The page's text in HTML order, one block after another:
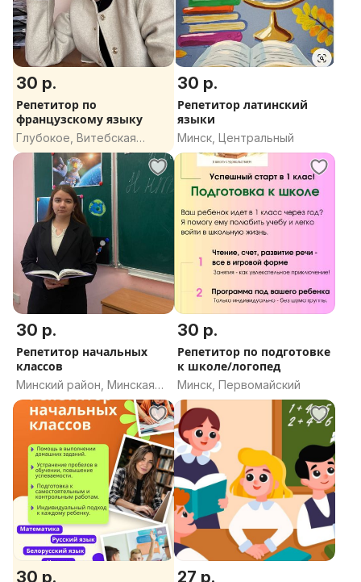
30 р.
Репетитор по
французскому языку
Глубокое, Витебская
область
30 р.
Репетитор латинский
языки
Минск, Центральный
30 р.
Репетитор начальных
классов
Минский район, Минская
область
30 р.
Репетитор по подготовке
к школе/логопед
Минск, Первомайский
30 р. 27 р.